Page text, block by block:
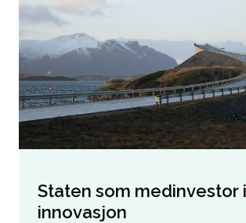
Staten som medinvestor i
innovasjon